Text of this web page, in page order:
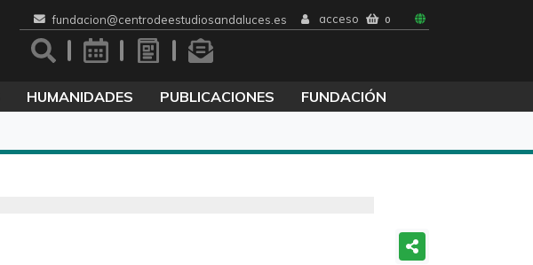
fundacion@centrodeestudiosandaluces.es acceso 0
HUMANIDADES PUBLICACIONES FUNDACIÓN